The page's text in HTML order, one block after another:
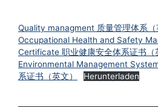
Quality managment 质量管理体系（
Occupational Health and Safety
Certificate 职业健康安全体系证书（
Environmental Management
系证书（英文）
Herunterladen